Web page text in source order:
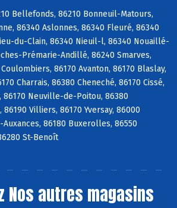
Bellefonds, 86210 Bonneuil-Matours,
86340 Aslonnes, 86340 Fleuré, 86340
du-Clain, 86340 Nieuil-l, 86340 Nouaillé-
Prémarie-Andillé, 86240 Smarves,
86170 Avanton, 86170 Blaslay,
Charrais, 86380 Cheneché, 86170 Cissé,
86170 Neuville-de-Poitou, 86380
Villiers, 86170 Yversay, 86000
86180 Buxerolles, 86550
St-Benoît
Nos autres magasins